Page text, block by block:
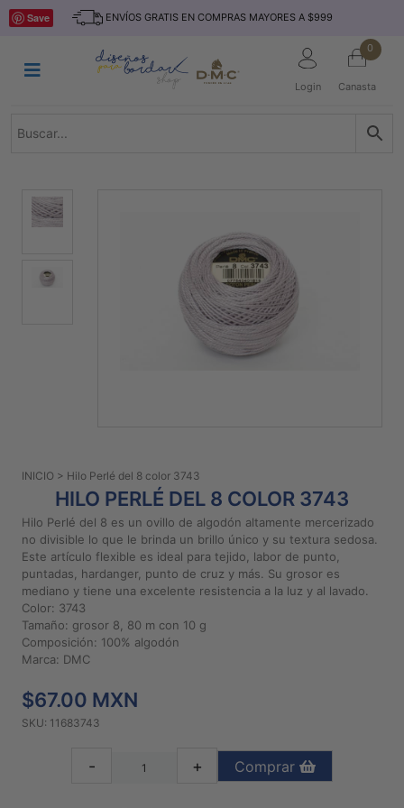
Saltar
ENVÍOS GRATIS EN COMPRAS MAYORES A $999
Login
0
Canasta
INICIO
TEJIDO
TELAS
MARCAS
Preguntas
frecuentes
Aviso De
Privacidad
Políticas
Compra
2026
Save
INICIO > Hilo Perlé del 8 color 3743
HILO PERLÉ DEL 8 COLOR 3743
Hilo Perlé del 8 es un ovillo de algodón altamente mercerizado
no divisible lo que le brinda un brillo único y su textura sedosa.
Este artículo flexible es ideal para tejido, labor de punto,
puntadas, hardanger, punto de cruz y más. Su grosor es
mediano y tiene una excelente resistencia a la luz y al lavado.
Color: 3743
Tamaño: grosor 8, 80 m con 10 g
Composición: 100% algodón
Marca: DMC
$67.00 MXN
SKU: 11683743
- + Comprar